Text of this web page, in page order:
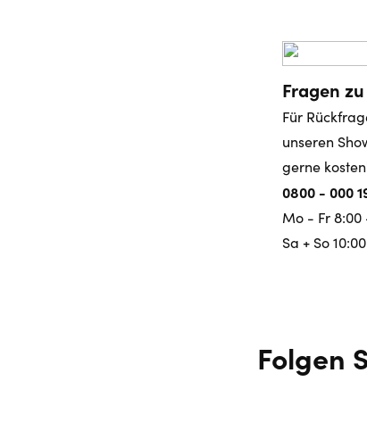
Fragen
Für
unseren
gerne
0800 - 000
Mo - Fr 8:00
Sa + So
Folgen